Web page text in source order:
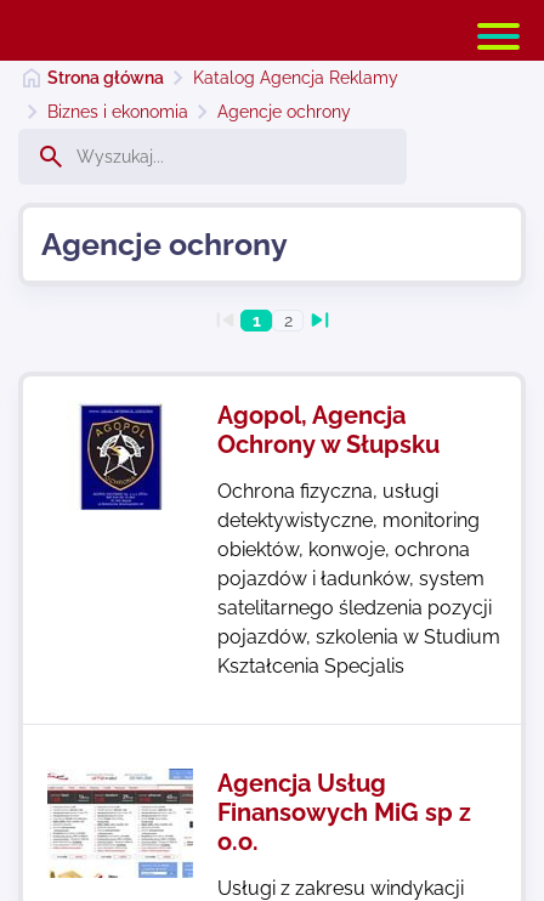
Kontakt
Strona główna
Katalog Agencja Reklamy
Biznes i ekonomia
Agencje ochrony
Agencje ochrony
1 2
Agopol, Agencja
Ochrony w Słupsku
Ochrona fizyczna, usługi
detektywistyczne, monitoring
obiektów, konwoje, ochrona
pojazdów i ładunków, system
satelitarnego śledzenia pozycji
pojazdów, szkolenia w Studium
Kształcenia Specjalis
Agencja Usług
Finansowych MiG sp z
o.o.
Usługi z zakresu windykacji